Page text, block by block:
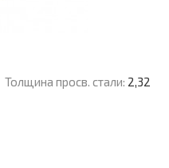
Толщина просв. стали: 2,32